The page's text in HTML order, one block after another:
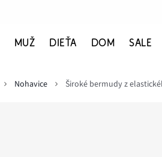
MUŽ DIEŤA DOM SALE
Nohavice Široké bermudy z